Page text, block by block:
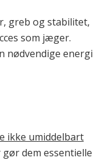
greb og stabilitet,
som jæger.
nødvendige energi
ikke umiddelbart
dem essentielle